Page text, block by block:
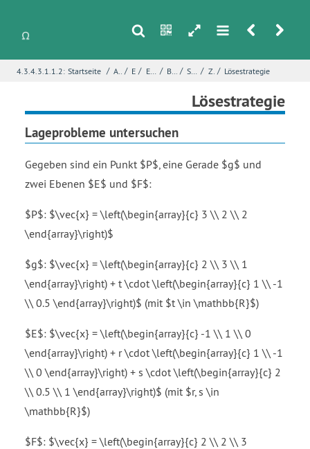
s n h m r u
4.3.4.3.1.1.2: Startseite / Analytische Geometrie/ Ebenen
/ Exkurs: Lineare geometrische Gebilde / Bearbeitung von Lageproblemen / Strukturierung – Lageprobleme lösen / Zur Orientierung/ Lösestrategie
Lösestrategie
Lageprobleme untersuchen
Gegeben sind ein Punkt $P$, eine Gerade $g$ und
zwei Ebenen $E$ und $F$:
$P$: $\vec{x} = \left(\begin{array}{c} 3 \\ 2 \\ 2
\end{array}\right)$
$g$: $\vec{x} = \left(\begin{array}{c} 2 \\ 3 \\ 1
\end{array}\right) + t \cdot \left(\begin{array}{c} 1 \\ -1
\\ 0.5 \end{array}\right)$ (mit $t \in \mathbb{R}$)
$E$: $\vec{x} = \left(\begin{array}{c} -1 \\ 1 \\ 0
\end{array}\right) + r \cdot \left(\begin{array}{c} 1 \\ -1
\\ 0 \end{array}\right) + s \cdot \left(\begin{array}{c} 2
\\ 0.5 \\ 1 \end{array}\right)$ (mit $r, s \in
\mathbb{R}$)
$F$: $\vec{x} = \left(\begin{array}{c} 2 \\ 2 \\ 3
Seite
Fehlerbeschreibung*